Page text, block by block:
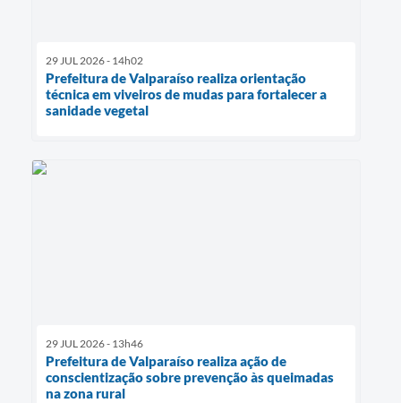
29 JUL 2026 - 14h02
Prefeitura de Valparaíso realiza orientação
técnica em viveiros de mudas para fortalecer a
sanidade vegetal
29 JUL 2026 - 13h46
Prefeitura de Valparaíso realiza ação de
conscientização sobre prevenção às queimadas
na zona rural